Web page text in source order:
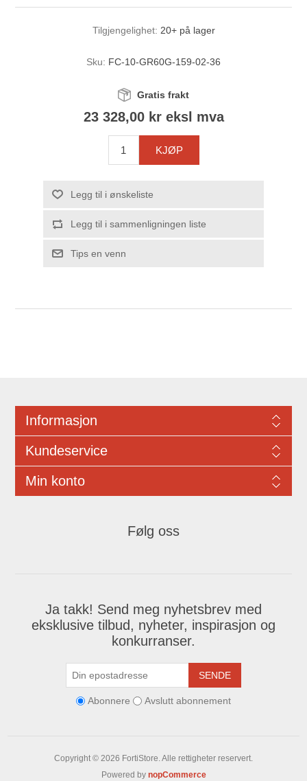
Tilgjengelighet: 20+ på lager
Sku: FC-10-GR60G-159-02-36
Gratis frakt
23 328,00 kr eksl mva
KJØP
Legg til i ønskeliste
Legg til i sammenligningen liste
Tips en venn
Informasjon
Kundeservice
Min konto
Følg oss
Ja takk! Send meg nyhetsbrev med
eksklusive tilbud, nyheter, inspirasjon og
konkurranser.
SENDE
Abonnere Avslutt abonnement
Copyright © 2026 FortiStore. Alle rettigheter reservert.
Powered by nopCommerce